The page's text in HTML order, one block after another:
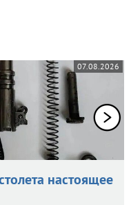
07.08.2026
настоящее